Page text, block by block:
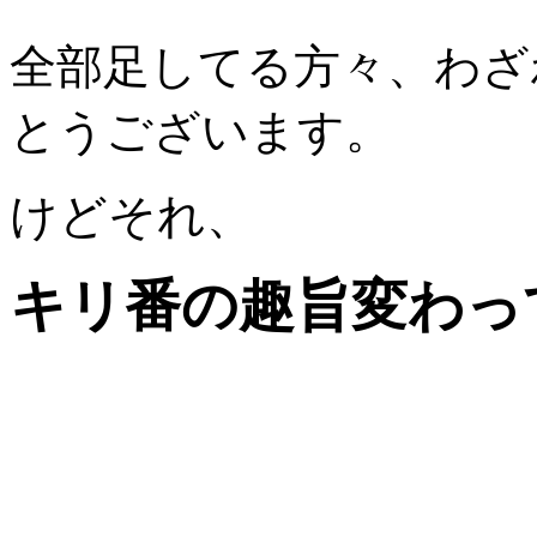
全部足してる方々、わ
とうございます。
けどそれ、
キリ番の趣旨変わ